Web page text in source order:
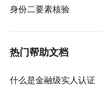
身份二要素核验
热门帮助文档
什么是金融级实人认证